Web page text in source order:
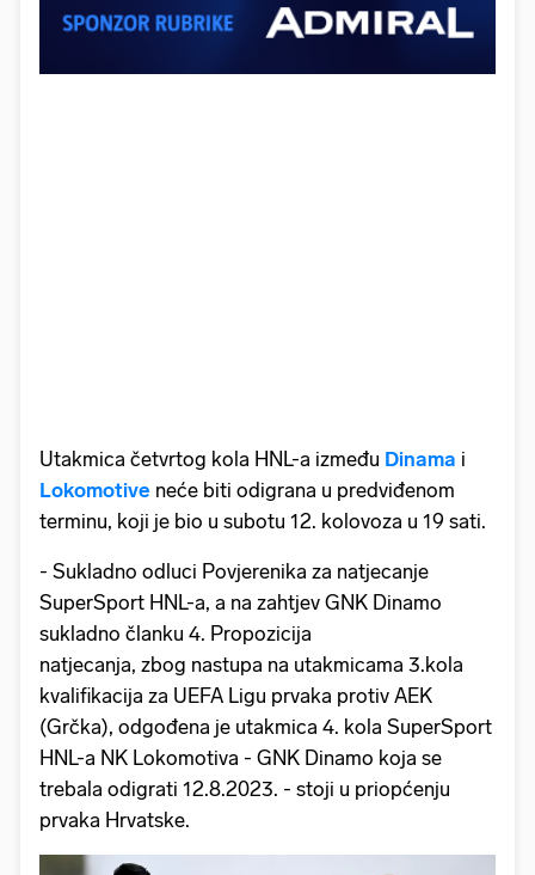
Utakmica četvrtog kola HNL-a između Dinama i
Lokomotive neće biti odigrana u predviđenom
terminu, koji je bio u subotu 12. kolovoza u 19 sati.
- Sukladno odluci Povjerenika za natjecanje
SuperSport HNL-a, a na zahtjev GNK Dinamo
sukladno članku 4. Propozicija
natjecanja, zbog nastupa na utakmicama 3.kola
kvalifikacija za UEFA Ligu prvaka protiv AEK
(Grčka), odgođena je utakmica 4. kola SuperSport
HNL-a NK Lokomotiva - GNK Dinamo koja se
trebala odigrati 12.8.2023. - stoji u priopćenju
prvaka Hrvatske.